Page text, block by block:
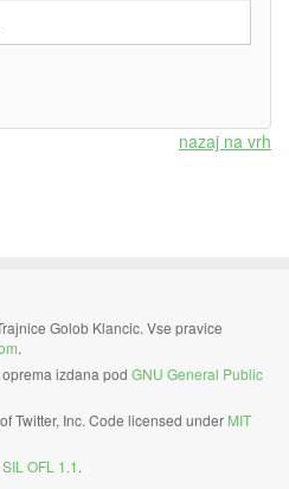
nazaj na vrh
Golob Klancic. Vse pravice
.
izdana pod GNU General Public
Twitter, Inc. Code licensed under MIT
SIL OFL 1.1 .